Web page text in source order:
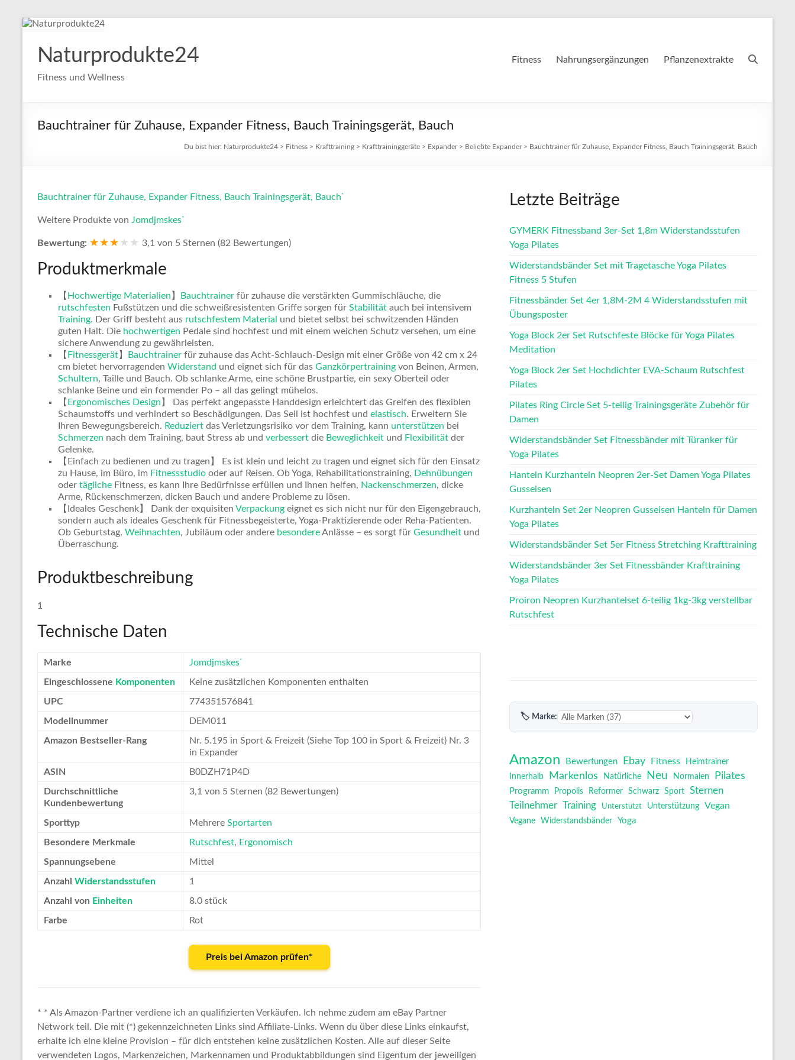
Zum
springenNaturprodukte24
Fitness und Wellness
Fitness Nahrungsergänzungen Pflanzenextrakte
Bauchtrainer für Zuhause, Expander Fitness, Bauch Trainingsgerät, Bauch
Du bist hier: Naturprodukte24 > Fitness > Krafttraining > Krafttraininggeräte > Expander> Beliebte Expander> Bauchtrainer für Zuhause, Expander Fitness, Bauch Trainingsgerät, Bauch
Bauchtrainer für Zuhause, Expander Fitness, Bauch Trainingsgerät, Bauch*
Weitere Produkte von Jomdjmskes*
Bewertung: ★★★ ★ ★ 3,1 von 5 Sternen (82 Bewertungen)
Produktmerkmale
【 Hochwertige Materialien 】 Bauchtrainer für zuhause die verstärkten Gummischläuche, die
rutschfesten Fußstützen und die schweißresistenten Griffe sorgen für Stabilität auch bei intensivem
Training. Der Griff besteht aus rutschfestem Material
und bietet selbst bei schwitzenden Händen
guten Halt. Die hochwertigen Pedale sind hochfest und mit einem weichen Schutz versehen, um eine
sichere Anwendung zu gewährleisten.
【 Fitnessgerät】 Bauchtrainer für zuhause das Acht-Schlauch-Design mit einer Größe von 42 cm x 24
cm bietet hervorragenden Widerstand und eignet sich für das Ganzkörpertraining von Beinen, Armen,
Schultern, Taille und Bauch. Ob schlanke Arme, eine schöne Brustpartie, ein sexy Oberteil oder
schlanke Beine und ein formender Po – all das gelingt mühelos.
【 Ergonomisches Design 】 Das perfekt angepasste Handdesign erleichtert das Greifen des flexiblen
Schaumstoffs und verhindert so Beschädigungen. Das Seil ist hochfest und elastisch. Erweitern Sie
Ihren Bewegungsbereich. Reduziert das Verletzungsrisiko vor dem Training, kann unterstützen bei
Schmerzen nach dem Training, baut Stress ab und verbessert die Beweglichkeit und Flexibilität der
Gelenke.
【Einfach zu bedienen und zu tragen】 Es ist klein und leicht zu tragen und eignet sich für den Einsatz
zu Hause, im Büro, im Fitnessstudio oder auf Reisen. Ob Yoga, Rehabilitationstraining, Dehnübungen
oder tägliche Fitness, es kann Ihre Bedürfnisse erfüllen und Ihnen helfen, Nackenschmerzen, dicke
Arme, Rückenschmerzen, dicken Bauch und andere Probleme zu lösen.
【Ideales Geschenk】 Dank der exquisiten Verpackung eignet es sich nicht nur für den Eigengebrauch,
sondern auch als ideales Geschenk für Fitnessbegeisterte, Yoga-Praktizierende oder Reha-Patienten.
Ob Geburtstag, Weihnachten, Jubiläum oder andere besondereAnlässe – es sorgt für Gesundheit und
Überraschung.
Produktbeschreibung
1
Technische Daten
Marke Jomdjmskes*
Eingeschlossene Komponenten Keine zusätzlichen Komponenten enthalten
UPC 774351576841
Modellnummer DEM011
Amazon Bestseller-Rang
Nr. 5.195 in Sport & Freizeit (Siehe Top 100 in Sport & Freizeit) Nr. 3
in Expander
ASIN B0DZH71P4D
Durchschnittliche
Kundenbewertung
3,1 von 5 Sternen (82 Bewertungen)
Sporttyp Mehrere Sportarten
Besondere Merkmale Rutschfest, Ergonomisch
Spannungsebene Mittel
Anzahl Widerstandsstufen 1
Anzahl von Einheiten 8.0 stück
Farbe Rot
Preis bei Amazon prüfen*
* * Als Amazon-Partner verdiene ich an qualifizierten Verkäufen. Ich nehme zudem am eBay Partner
Network teil. Die mit (*) gekennzeichneten Links sind Affiliate-Links. Wenn du über diese Links einkaufst,
erhalte ich eine kleine Provision – für dich entstehen keine zusätzlichen Kosten. Alle auf dieser Seite
verwendeten Logos, Markenzeichen, Markennamen und Produktabbildungen sind Eigentum der jeweiligen
Letzte Beiträge
GYMERK Fitnessband 3er-Set 1,8m Widerstandsstufen
Yoga Pilates
Widerstandsbänder Set mit Tragetasche Yoga Pilates
Fitness 5 Stufen
Fitnessbänder Set 4er 1,8M-2M 4 Widerstandsstufen mit
Übungsposter
Yoga Block 2er Set Rutschfeste Blöcke für Yoga Pilates
Meditation
Yoga Block 2er Set Hochdichter EVA-Schaum Rutschfest
Pilates
Pilates Ring Circle Set 5-teilig Trainingsgeräte Zubehör für
Damen
Widerstandsbänder Set Fitnessbänder mit Türanker für
Yoga Pilates
Hanteln Kurzhanteln Neopren 2er-Set Damen Yoga Pilates
Gusseisen
Kurzhanteln Set 2er Neopren Gusseisen Hanteln für Damen
Yoga Pilates
Widerstandsbänder Set 5er Fitness Stretching Krafttraining
Widerstandsbänder 3er Set Fitnessbänder Krafttraining
Yoga Pilates
Proiron Neopren Kurzhantelset 6-teilig 1kg-3kg verstellbar
Rutschfest
🏷 Marke:
Amazon Bewertungen Ebay Fitness
Heimtrainer
Innerhalb
Markenlos Natürliche Neu Normalen Pilates
Programm Propolis Reformer Schwarz Sport Sternen
Teilnehmer Training Unterstützt Unterstützung Vegan
Vegane Widerstandsbänder Yoga